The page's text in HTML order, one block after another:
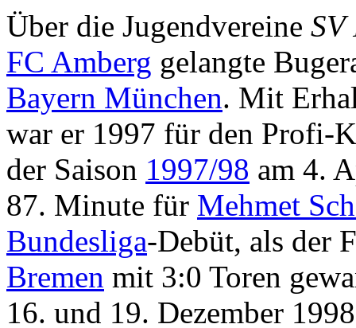
Über die Jugendvereine SV
FC Amberg gelangte
Bayern München. Mit
war er 1997 für den Profi-
der Saison 1997/98 am 4.
87. Minute für Mehmet
Bundesliga-Debüt, als der
Bremen mit 3:0 Toren
16. und 19. Dezember